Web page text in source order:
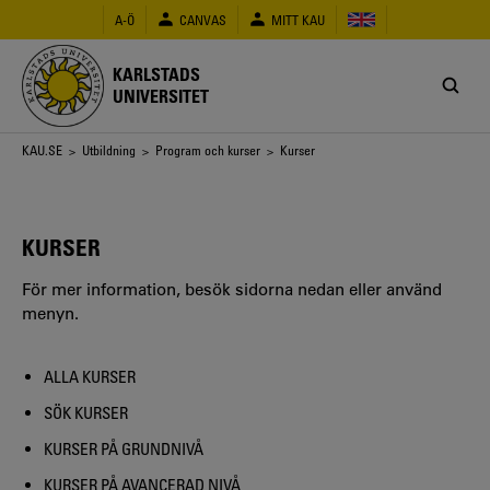
huvudinnehåll
A-Ö CANVAS MITT KAU
KARLSTADS
UNIVERSITET
Länkstig
KAU.SE > Utbildning > Program och kurser > Kurser
KURSER
För mer information, besök sidorna nedan eller använd
menyn.
ALLA KURSER
SÖK KURSER
KURSER PÅ GRUNDNIVÅ
KURSER PÅ AVANCERAD NIVÅ